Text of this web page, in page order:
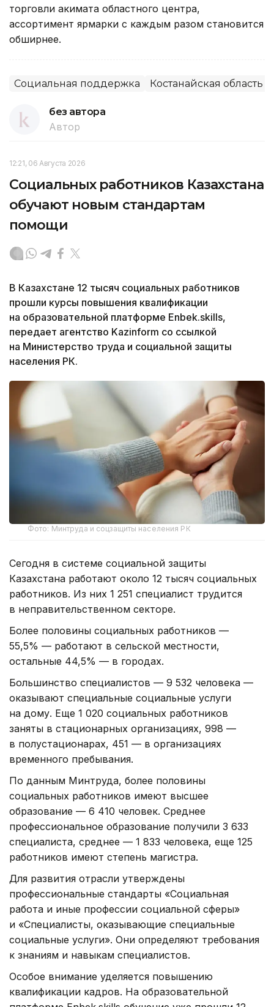
торговли акимата областного центра,
ассортимент ярмарки с каждым разом становится
обширнее.
Социальная поддержка Костанайская область
без автора
Автор
12:21, 06 Августа 2026
Социальных работников Казахстана
обучают новым стандартам
помощи
В Казахстане 12 тысяч социальных работников
прошли курсы повышения квалификации
на образовательной платформе Enbek.skills,
передает агентство Kazinform со ссылкой
на Министерство труда и социальной защиты
населения РК.
Фото: Минтруда и соцзащиты населения РК
Сегодня в системе социальной защиты
Казахстана работают около 12 тысяч социальных
работников. Из них 1 251 специалист трудится
в неправительственном секторе.
Более половины социальных работников —
55,5% — работают в сельской местности,
остальные 44,5% — в городах.
Большинство специалистов — 9 532 человека —
оказывают специальные социальные услуги
на дому. Еще 1 020 социальных работников
заняты в стационарных организациях, 998 —
в полустационарах, 451 — в организациях
временного пребывания.
По данным Минтруда, более половины
социальных работников имеют высшее
образование — 6 410 человек. Среднее
профессиональное образование получили 3 633
специалиста, среднее — 1 833 человека, еще 125
работников имеют степень магистра.
Для развития отрасли утверждены
профессиональные стандарты «Социальная
работа и иные профессии социальной сферы»
и «Специалисты, оказывающие специальные
социальные услуги». Они определяют требования
к знаниям и навыкам специалистов.
Особое внимание уделяется повышению
квалификации кадров. На образовательной